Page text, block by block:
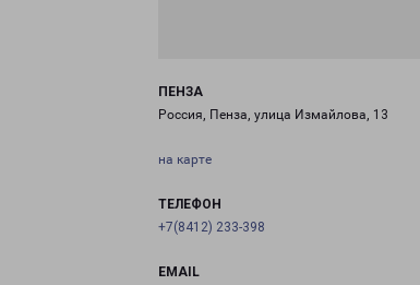
ПЕНЗА
Россия, Пенза, улица Измайлова, 13
на карте
ТЕЛЕФОН
+7(8412) 233-398
EMAIL